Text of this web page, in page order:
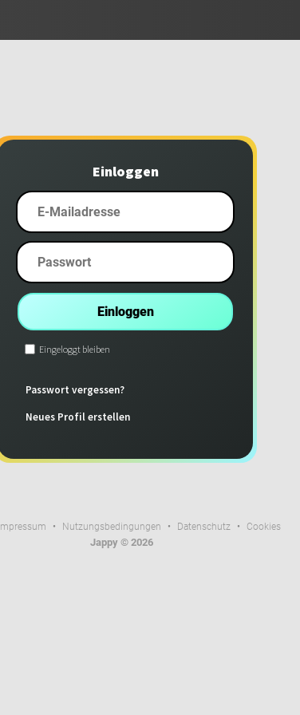
Einloggen
Eingeloggt bleiben
Passwort vergessen?
Neues Profil erstellen
Impressum • Nutzungsbedingungen • Datenschutz • Cookies
Jappy © 2026